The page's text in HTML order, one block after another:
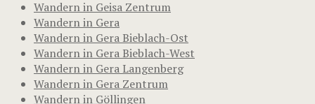
Wandern in Geisa Zentrum
Wandern in Gera
Wandern in Gera Bieblach-Ost
Wandern in Gera Bieblach-West
Wandern in Gera Langenberg
Wandern in Gera Zentrum
Wandern in Göllingen